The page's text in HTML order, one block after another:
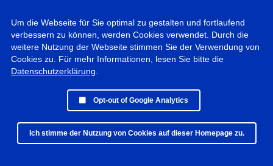
Um die Webseite für Sie optimal zu gestalten und fortlaufend
verbessern zu können, werden Cookies verwendet. Durch die
weitere Nutzung der Webseite stimmen Sie der Verwendung von
Cookies zu. Für mehr Informationen, lesen Sie bitte die
Datenschutzerklärung
Opt-out of Google Analytics
Ich stimme der Nutzung von Cookies auf dieser Homepage zu.